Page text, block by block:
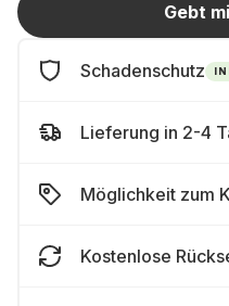
Gebt
Schadenschutz
Lieferung in 2-4
Möglichkeit zum
Kostenlose